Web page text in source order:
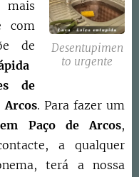
Desentupimen
to urgente
com
de
de
Arcos. Para fazer um
Paço de Arcos,
a qualquer
terá a nossa